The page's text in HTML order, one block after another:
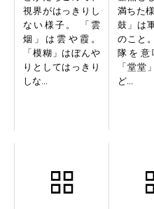
視界がはっきりし
ない様子。 「雲
烟」は雲や霞。
「模糊」はぼんや
りとしてはっきり
しな...
満ちた
鼓」は
のこと
隊を意
「堂堂
ど...